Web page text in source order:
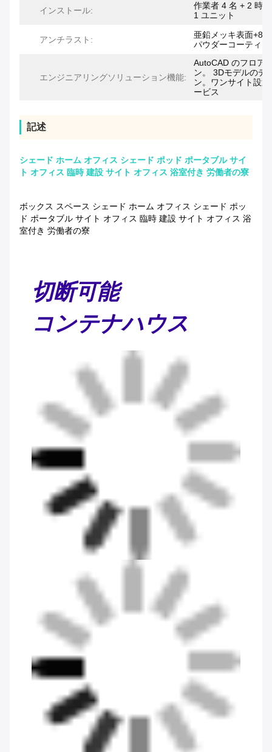
インストール:
作業者 4 名 + 2 時
1 ユニット
アンチラスト:
亜鉛メッキ表面
パウダーコーティン
エンジニアリングソリューション機能:
AutoCAD のフロア
ン。 3Dモデルのデ
ン。ワンサイト設置
ービス
記述
シェード ホーム オフィス シェード ポッド ポータブル サイ
ト オフィス 臨時 建設 サイト オフィス 浴室付き 労働者の寮
ボックス スペース シェード ホーム オフィス シェード ポッ
ド ポータブル サイト オフィス 臨時 建設 サイト オフィス 浴
室付き 労働者の寮
切断可能
コンテナハウス